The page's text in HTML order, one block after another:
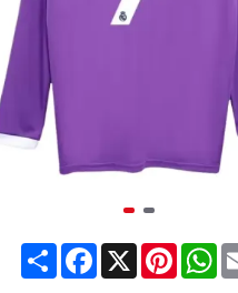
ShareFacebook
X